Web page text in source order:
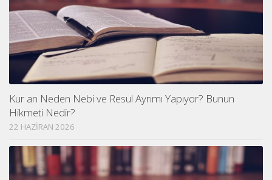
Kur an Neden Nebi ve Resul Ayrımı Yapıyor? Bunun
Hikmeti Nedir?
22 HAZIRAN 2026